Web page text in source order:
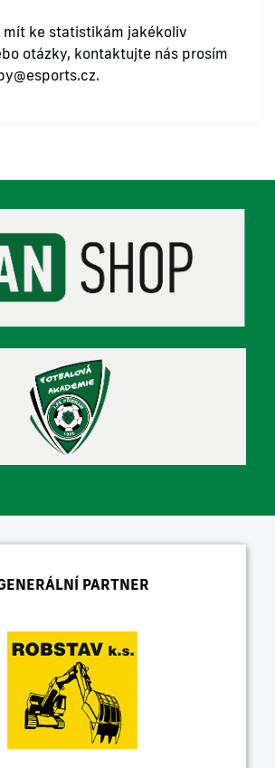
mít ke statistikám jakékoliv
otázky, kontaktujte nás prosím
.
PARTNER